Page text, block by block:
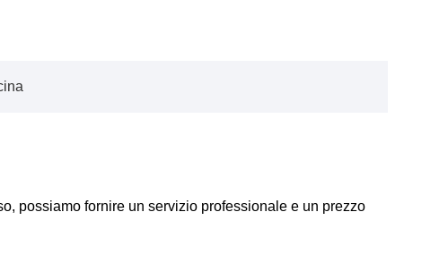
possiamo fornire un servizio professionale e un prezzo